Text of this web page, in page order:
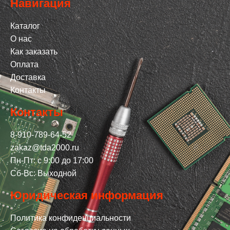
Навигация
Каталог
О нас
Как заказать
Оплата
Доставка
Контакты
Контакты
8-910-789-64-52
zakaz@tda2000.ru
Пн-Пт: с 9:00 до 17:00
Сб-Вс: Выходной
Юридическая информация
Политика конфиденциальности